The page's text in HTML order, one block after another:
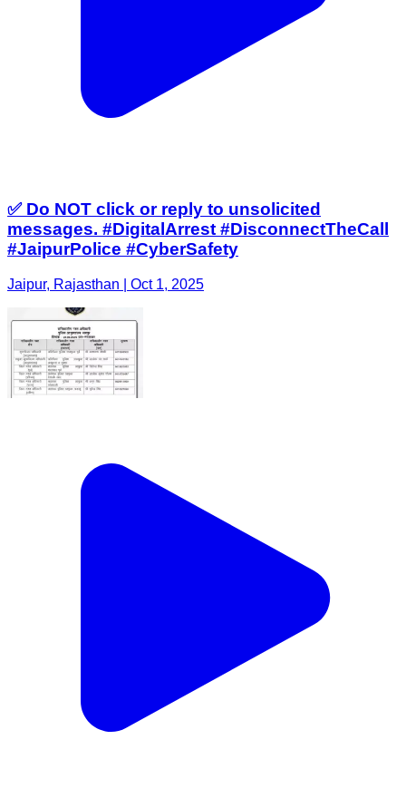
✅ Do NOT click or reply to unsolicited
messages. #DigitalArrest #DisconnectTheCall
#JaipurPolice #CyberSafety
Jaipur, Rajasthan | Oct 1, 2025